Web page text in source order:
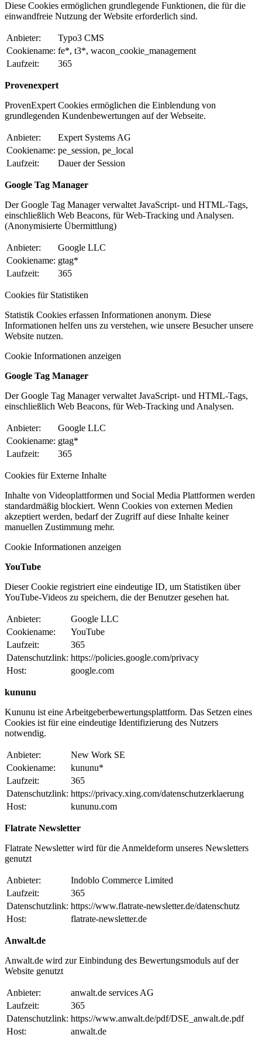
Diese Cookies ermöglichen grundlegende Funktionen, die für die
einwandfreie Nutzung der Website erforderlich sind.
Anbieter:
Typo3 CMS
Cookiename: fe*, t3*, wacon_cookie_management
Laufzeit:
365
Provenexpert
ProvenExpert Cookies ermöglichen die Einblendung von
grundlegenden Kundenbewertungen auf der Webseite.
Anbieter:
Expert Systems AG
Cookiename: pe_session, pe_local
Laufzeit:
Dauer der Session
Google Tag Manager
Der Google Tag Manager verwaltet JavaScript- und HTML-Tags,
einschließlich Web Beacons, für Web-Tracking und Analysen.
(Anonymisierte Übermittlung)
Anbieter:
Google LLC
Cookiename: gtag*
Laufzeit:
365
Cookies für Statistiken
Statistik Cookies erfassen Informationen anonym. Diese
Informationen helfen uns zu verstehen, wie unsere Besucher unsere
Website nutzen.
Cookie Informationen anzeigen
Google Tag Manager
Der Google Tag Manager verwaltet JavaScript- und HTML-Tags,
einschließlich Web Beacons, für Web-Tracking und Analysen.
Anbieter:
Google LLC
Cookiename: gtag*
Laufzeit:
365
Cookies für Externe Inhalte
Inhalte von Videoplattformen und Social Media Plattformen werden
standardmäßig blockiert. Wenn Cookies von externen Medien
akzeptiert werden, bedarf der Zugriff auf diese Inhalte keiner
manuellen Zustimmung mehr.
Cookie Informationen anzeigen
YouTube
Dieser Cookie registriert eine eindeutige ID, um Statistiken über
YouTube-Videos zu speichern, die der Benutzer gesehen hat.
Anbieter:
Google LLC
Cookiename:
YouTube
Laufzeit:
365
Datenschutzlink: https://policies.google.com/privacy
Host:
google.com
kununu
Kununu ist eine Arbeitgeberbewertungsplattform. Das Setzen eines
Cookies ist für eine eindeutige Identifizierung des Nutzers
notwendig.
Anbieter:
New Work SE
Cookiename:
kununu*
Laufzeit:
365
Datenschutzlink: https://privacy.xing.com/datenschutzerklaerung
Host:
kununu.com
Flatrate Newsletter
Flatrate Newsletter wird für die Anmeldeform unseres Newsletters
genutzt
Anbieter:
Indoblo Commerce Limited
Laufzeit:
365
Datenschutzlink: https://www.flatrate-newsletter.de/datenschutz
Host:
flatrate-newsletter.de
Anwalt.de
Anwalt.de wird zur Einbindung des Bewertungsmoduls auf der
Website genutzt
Anbieter:
anwalt.de services AG
Laufzeit:
365
Datenschutzlink: https://www.anwalt.de/pdf/DSE_anwalt.de.pdf
Host:
anwalt.de